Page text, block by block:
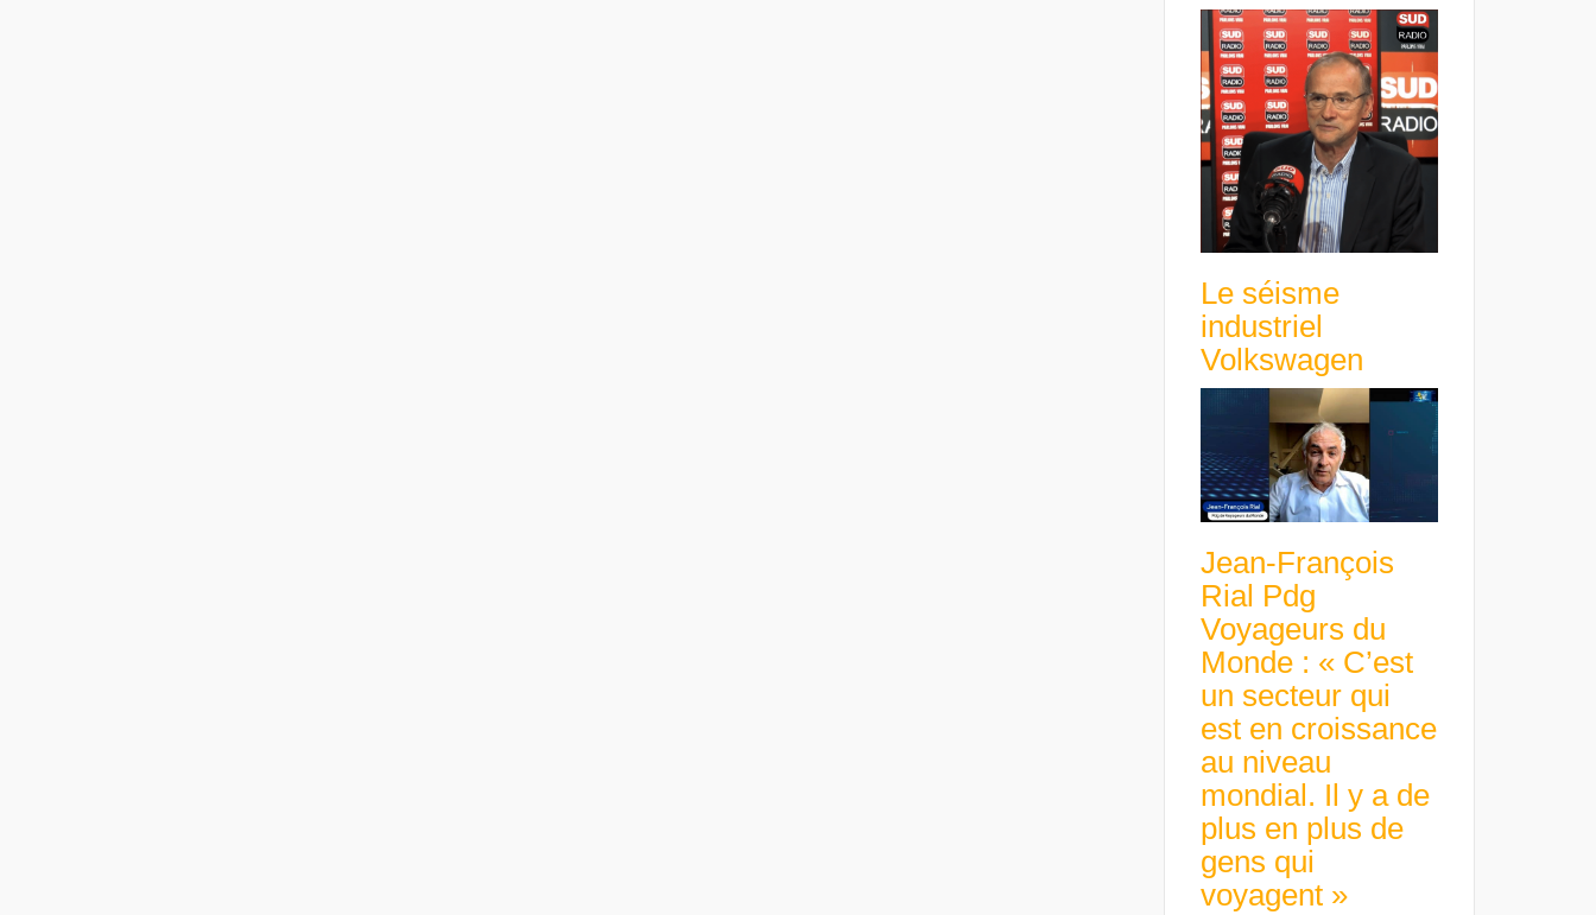
Le séisme
industriel
Volkswagen
Jean-François
Rial Pdg
Voyageurs du
Monde : « C’est
un secteur qui
est en croissance
au niveau
mondial. Il y a de
plus en plus de
gens qui
voyagent »